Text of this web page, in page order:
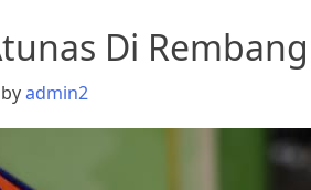
Di
byadmin2